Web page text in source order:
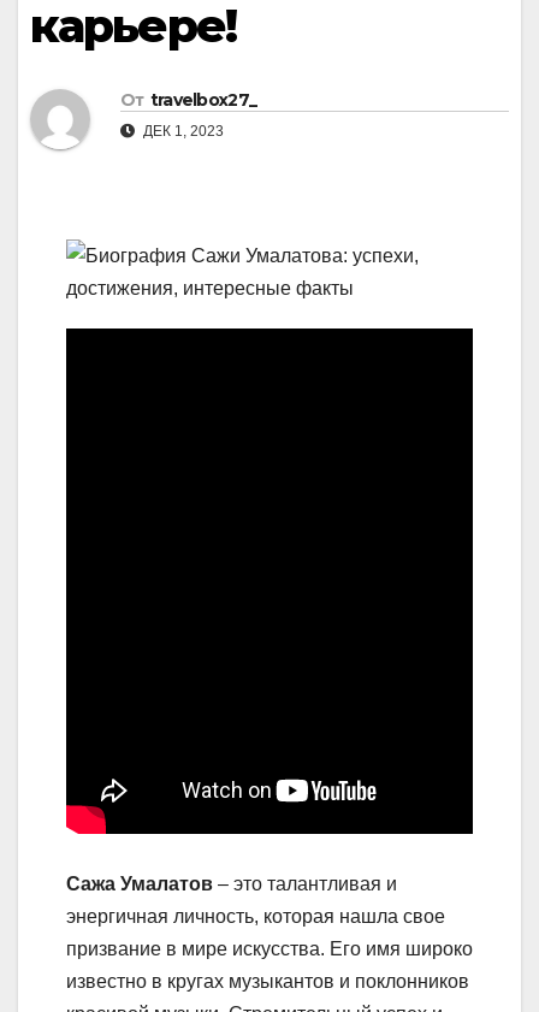
карьере!
От travelbox27_
ДЕК 1, 2023
Сажа Умалатов – это талантливая и
энергичная личность, которая нашла свое
призвание в мире искусства. Его имя широко
известно в кругах музыкантов и поклонников